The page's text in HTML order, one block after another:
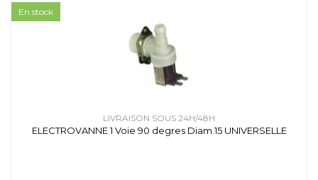
LIVRAISON SOUS 24H/48H
ELECTROVANNE 1 Voie 90 degres Diam.15 UNIVERSELLE
En stock